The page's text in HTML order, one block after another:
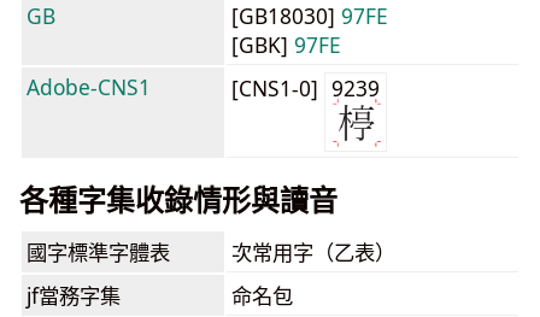
GB
[GB18030] 97FE
[GBK] 97FE
Adobe-CNS1
[CNS1-0] 9239
各種字集收錄情形與讀音
國字標準字體表 次常用字（乙表）
jf當務字集 命名包